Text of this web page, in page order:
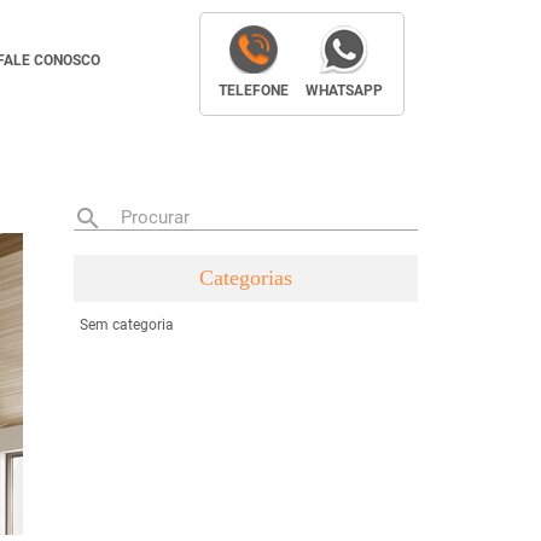
CONOSCO
TELEFONE
WHATSAPP
search Procurar
Categorias
Sem categoria